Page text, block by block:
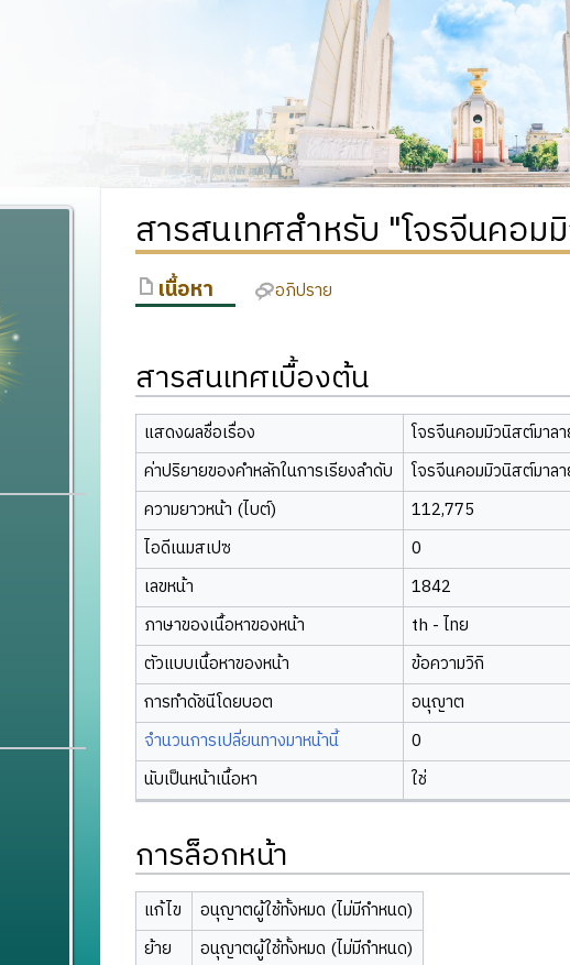
สารสนเทศสำหรับ "โจรจีนคอม
เนื้อหา อภิปราย
สารสนเทศเบื้องต้น
แสดงผลชื่อเรื่อง
โจรจีนคอมมิวนิสต์มาล
ค่าปริยายของคำหลักในการเรียงลำดับ
โจรจีนคอมมิวนิสต์มาล
ความยาวหน้า (ไบต์)
112,775
ไอดีเนมสเปซ
0
เลขหน้า
1842
ภาษาของเนื้อหาของหน้า
th - ไทย
ตัวแบบเนื้อหาของหน้า
ข้อความวิกิ
การทำดัชนีโดยบอต
อนุญาต
จำนวนการเปลี่ยนทางมาหน้านี้
0
นับเป็นหน้าเนื้อหา
ใช่
การล็อกหน้า
แก้ไข
อนุญาตผู้ใช้ทั้งหมด (ไม่มีกำหนด)
ย้าย
อนุญาตผู้ใช้ทั้งหมด (ไม่มีกำหนด)